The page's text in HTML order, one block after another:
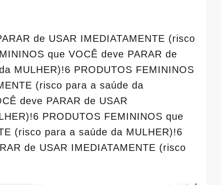
de USAR IMEDIATAMENTE (risco
que VOCÊ deve PARAR de
MULHER)!6 PRODUTOS FEMININOS
(risco para a saúde da
deve PARAR de USAR
PRODUTOS FEMININOS que
(risco para a saúde da MULHER)!6
de USAR IMEDIATAMENTE (risco